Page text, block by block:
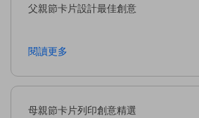
父親節卡片設計最佳創意
閱讀更多
母親節卡片列印創意精選